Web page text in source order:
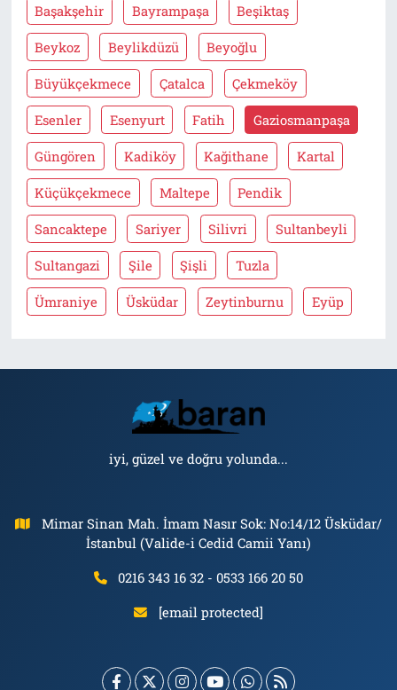
Başakşehir Bayrampaşa Beşiktaş
Beykoz Beylikdüzü Beyoğlu
Büyükçekmece Çatalca Çekmeköy
Esenler Esenyurt Fatih Gaziosmanpaşa
Güngören Kadiköy Kağithane Kartal
Küçükçekmece Maltepe Pendik
Sancaktepe Sariyer Silivri Sultanbeyli
Sultangazi Şile Şişli Tuzla
Ümraniye Üsküdar Zeytinburnu Eyüp
iyi, güzel ve doğru yolunda...
Mimar Sinan Mah. İmam Nasır Sok: No:14/12 Üsküdar/
İstanbul (Valide-i Cedid Camii Yanı)
0216 343 16 32 - 0533 166 20 50
[email protected]